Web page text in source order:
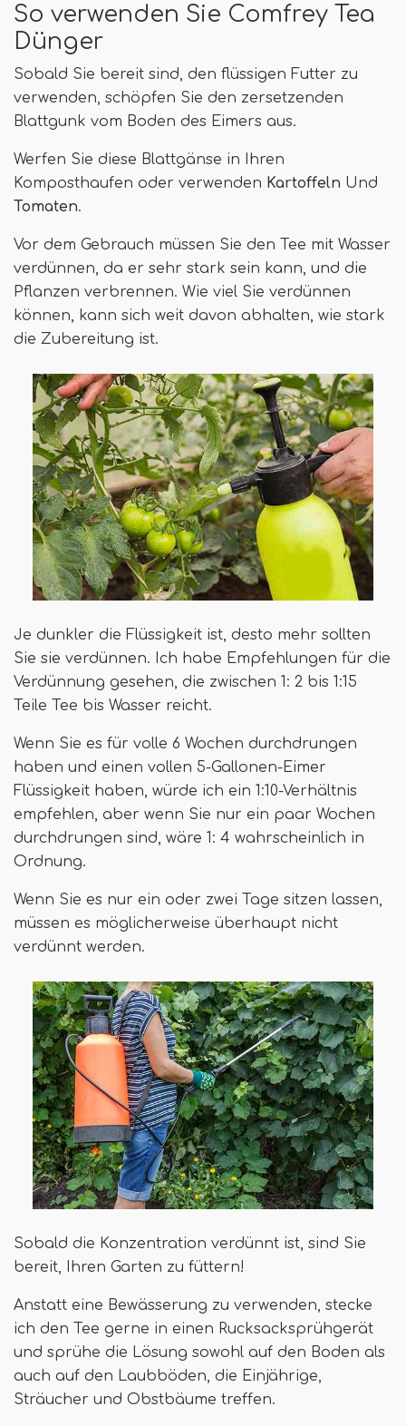
So verwenden Sie Comfrey Tea
Dünger
Sobald Sie bereit sind, den flüssigen Futter zu
verwenden, schöpfen Sie den zersetzenden
Blattgunk vom Boden des Eimers aus.
Werfen Sie diese Blattgänse in Ihren
Komposthaufen oder verwenden Kartoffeln Und
Tomaten.
Vor dem Gebrauch müssen Sie den Tee mit Wasser
verdünnen, da er sehr stark sein kann, und die
Pflanzen verbrennen. Wie viel Sie verdünnen
können, kann sich weit davon abhalten, wie stark
die Zubereitung ist.
Je dunkler die Flüssigkeit ist, desto mehr sollten
Sie sie verdünnen. Ich habe Empfehlungen für die
Verdünnung gesehen, die zwischen 1: 2 bis 1:15
Teile Tee bis Wasser reicht.
Wenn Sie es für volle 6 Wochen durchdrungen
haben und einen vollen 5-Gallonen-Eimer
Flüssigkeit haben, würde ich ein 1:10-Verhältnis
empfehlen, aber wenn Sie nur ein paar Wochen
durchdrungen sind, wäre 1: 4 wahrscheinlich in
Ordnung.
Wenn Sie es nur ein oder zwei Tage sitzen lassen,
müssen es möglicherweise überhaupt nicht
verdünnt werden.
Sobald die Konzentration verdünnt ist, sind Sie
bereit, Ihren Garten zu füttern!
Anstatt eine Bewässerung zu verwenden, stecke
ich den Tee gerne in einen Rucksacksprühgerät
und sprühe die Lösung sowohl auf den Boden als
auch auf den Laubböden, die Einjährige,
Sträucher und Obstbäume treffen.